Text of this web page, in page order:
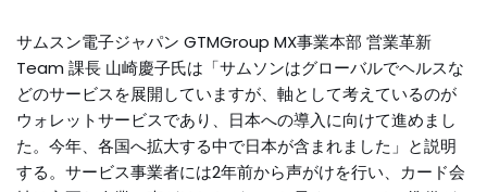
サムスン電子ジャパン GTMGroup MX事業本部 営業革新
Team 課長 山崎慶子氏は「サムソンはグローバルでヘルスな
どのサービスを展開していますが、軸として考えているのが
ウォレットサービスであり、日本への導入に向けて進めまし
た。今年、各国へ拡大する中で日本が含まれました」と説明
する。サービス事業者には2年前から声がけを行い、カード会